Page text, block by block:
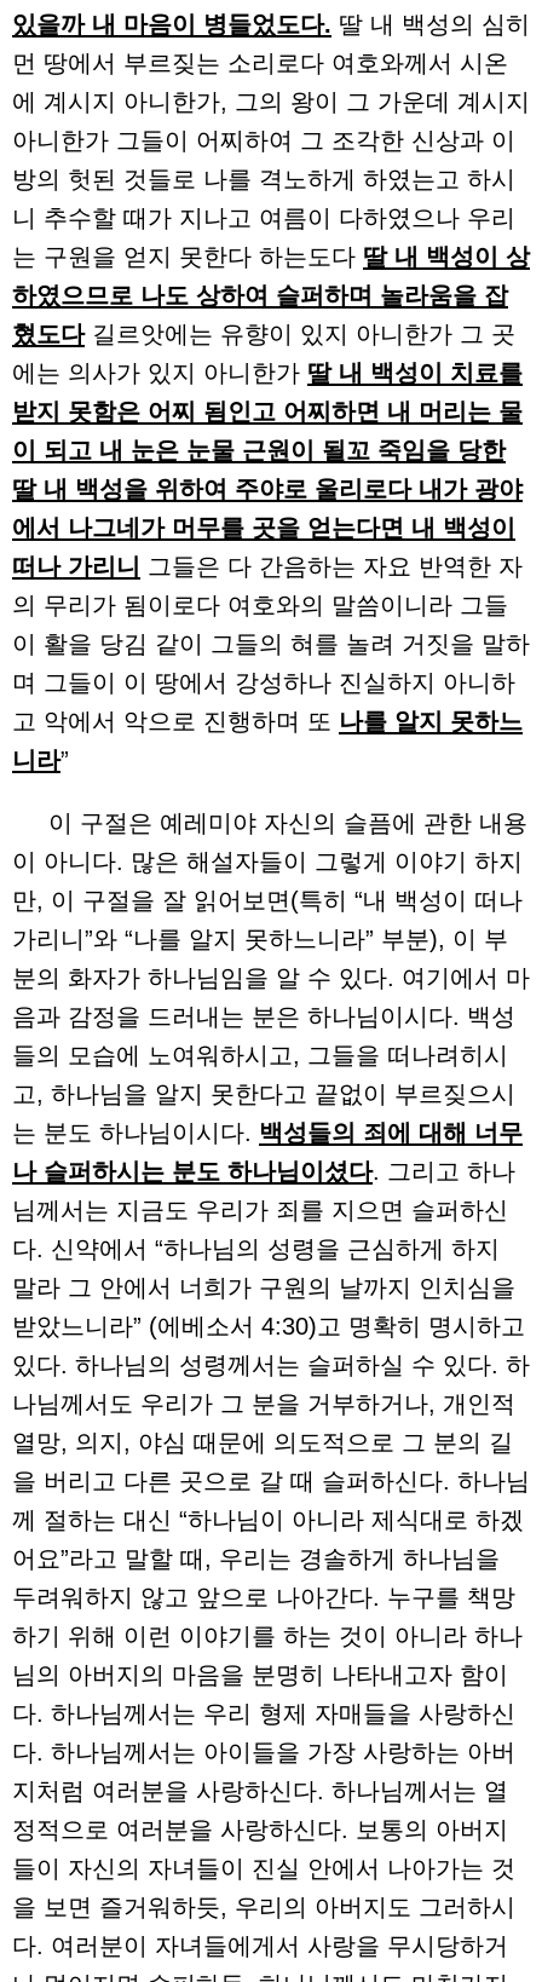
있을까 내 마음이 병들었도다. 딸 내 백성의 심히
먼 땅에서 부르짖는 소리로다 여호와께서 시온
에 계시지 아니한가, 그의 왕이 그 가운데 계시지
아니한가 그들이 어찌하여 그 조각한 신상과 이
방의 헛된 것들로 나를 격노하게 하였는고 하시
니 추수할 때가 지나고 여름이 다하였으나 우리
는 구원을 얻지 못한다 하는도다 딸 내 백성이 상
하였으므로 나도 상하여 슬퍼하며 놀라움을 잡
혔도다길르앗에는 유향이 있지 아니한가 그 곳
에는 의사가 있지 아니한가 딸 내 백성이 치료를
받지 못함은 어찌 됨인고 어찌하면 내 머리는 물
이 되고 내 눈은 눈물 근원이 될꼬 죽임을 당한
딸 내 백성을 위하여 주야로 울리로다 내가 광야
에서 나그네가 머무를 곳을 얻는다면 내 백성이
떠나 가리니
그들은 다 간음하는 자요 반역한 자
의 무리가 됨이로다 여호와의 말씀이니라 그들
이 활을 당김 같이 그들의 혀를 놀려 거짓을 말하
며 그들이 이 땅에서 강성하나 진실하지 아니하
고 악에서 악으로 진행하며 또 나를 알지 못하느
니라”
이 구절은 예레미야 자신의 슬픔에 관한 내용
이 아니다. 많은 해설자들이 그렇게 이야기 하지
만, 이 구절을 잘 읽어보면(특히 “내 백성이 떠나
가리니”와 “나를 알지 못하느니라” 부분), 이 부
분의 화자가 하나님임을 알 수 있다. 여기에서 마
음과 감정을 드러내는 분은 하나님이시다. 백성
들의 모습에 노여워하시고, 그들을 떠나려히시
고, 하나님을 알지 못한다고 끝없이 부르짖으시
는 분도 하나님이시다. 백성들의 죄에 대해 너무
나 슬퍼하시는 분도 하나님이셨다. 그리고 하나
님께서는 지금도 우리가 죄를 지으면 슬퍼하신
다. 신약에서 “하나님의 성령을 근심하게 하지
말라 그 안에서 너희가 구원의 날까지 인치심을
받았느니라” (에베소서 4:30)고 명확히 명시하고
있다. 하나님의 성령께서는 슬퍼하실 수 있다. 하
나님께서도 우리가 그 분을 거부하거나, 개인적
열망, 의지, 야심 때문에 의도적으로 그 분의 길
을 버리고 다른 곳으로 갈 때 슬퍼하신다. 하나님
께 절하는 대신 “하나님이 아니라 제식대로 하겠
어요”라고 말할 때, 우리는 경솔하게 하나님을
두려워하지 않고 앞으로 나아간다. 누구를 책망
하기 위해 이런 이야기를 하는 것이 아니라 하나
님의 아버지의 마음을 분명히 나타내고자 함이
다. 하나님께서는 우리 형제 자매들을 사랑하신
다. 하나님께서는 아이들을 가장 사랑하는 아버
지처럼 여러분을 사랑하신다. 하나님께서는 열
정적으로 여러분을 사랑하신다. 보통의 아버지
들이 자신의 자녀들이 진실 안에서 나아가는 것
을 보면 즐거워하듯, 우리의 아버지도 그러하시
다. 여러분이 자녀들에게서 사랑을 무시당하거